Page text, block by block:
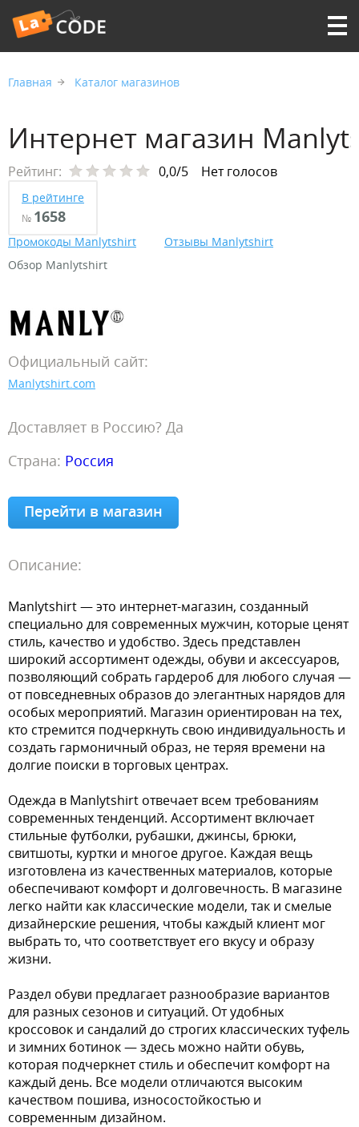
Главная Каталог магазинов
Интернет магазин
Рейтинг: 0,0/5 Нет голосов
В рейтинге
№ 1658
Промокоды Manlytshirt
Отзывы Manlytshirt
Обзор Manlytshirt
Официальный сайт:
Manlytshirt.com
Доставляет в Россию? Да
Страна: Россия
Перейти в магазин
Описание:
Manlytshirt — это интернет-магазин, созданный
специально для современных мужчин, которые ценят
стиль, качество и удобство. Здесь представлен
широкий ассортимент одежды, обуви и аксессуаров,
позволяющий собрать гардероб для любого случая —
от повседневных образов до элегантных нарядов для
особых мероприятий. Магазин ориентирован на тех,
кто стремится подчеркнуть свою индивидуальность и
создать гармоничный образ, не теряя времени на
долгие поиски в торговых центрах.
Одежда в Manlytshirt отвечает всем требованиям
современных тенденций. Ассортимент включает
стильные футболки, рубашки, джинсы, брюки,
свитшоты, куртки и многое другое. Каждая вещь
изготовлена из качественных материалов, которые
обеспечивают комфорт и долговечность. В магазине
легко найти как классические модели, так и смелые
дизайнерские решения, чтобы каждый клиент мог
выбрать то, что соответствует его вкусу и образу
жизни.
Раздел обуви предлагает разнообразие вариантов
для разных сезонов и ситуаций. От удобных
кроссовок и сандалий до строгих классических туфель
и зимних ботинок — здесь можно найти обувь,
которая подчеркнет стиль и обеспечит комфорт на
каждый день. Все модели отличаются высоким
качеством пошива, износостойкостью и
современным дизайном.